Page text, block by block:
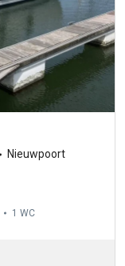
Nieuwpoort
1 WC